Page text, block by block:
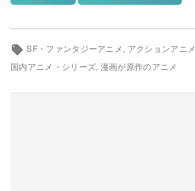
主な出演者
SF・ファンタジーアニメ アクションアニメ
国内アニメ・シリーズ 漫画が原作のアニメ